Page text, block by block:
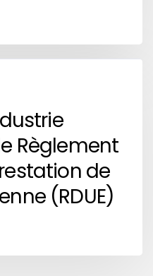
Règlement
de
(RDUE)